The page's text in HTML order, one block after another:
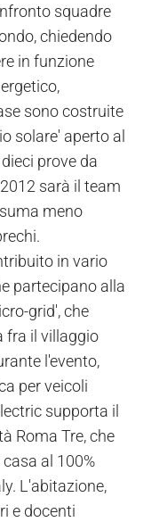
squadre
chiedendo
in funzione
sono costruite
solare' aperto al
prove da
sarà il team
meno
in vario
partecipano alla
grid', che
fra il villaggio
l'evento,
per veicoli
supporta il
Roma Tre, che
al 100%
L'abitazione,
e docenti